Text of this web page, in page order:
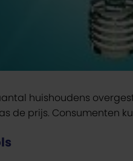
huishoudens
de prijs. Consumenten